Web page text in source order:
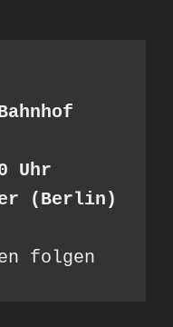
Uhr
(Berlin)
folgen